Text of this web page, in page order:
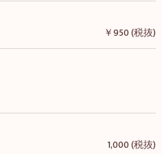
￥950 (税抜)
1,000 (税抜)